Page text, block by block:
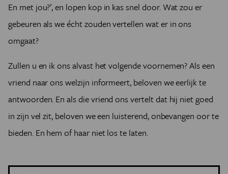
En met jou?’, en lopen kop in kas snel door. Wat zou er
gebeuren als we écht zouden vertellen wat er in ons
omgaat?
Zullen u en ik ons alvast het volgende voornemen? Als een
vriend naar ons welzijn informeert, beloven we eerlijk te
antwoorden. En als die vriend ons vertelt dat hij niet goed
in zijn vel zit, beloven we een luisterend, onbevangen oor te
bieden. En hem of haar niet los te laten.